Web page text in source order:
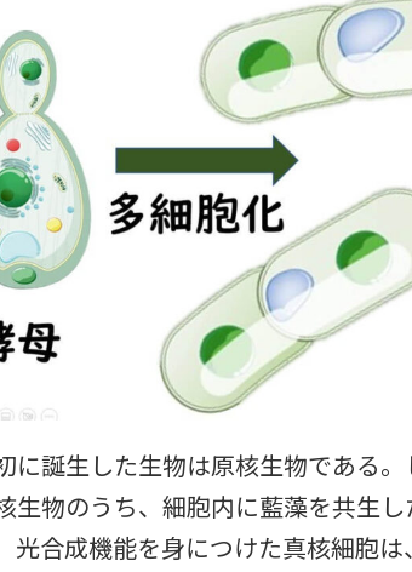
に誕生した生物は原核生物である。
生物のうち、細胞内に藍藻を共生
光合成機能を身につけた真核細胞